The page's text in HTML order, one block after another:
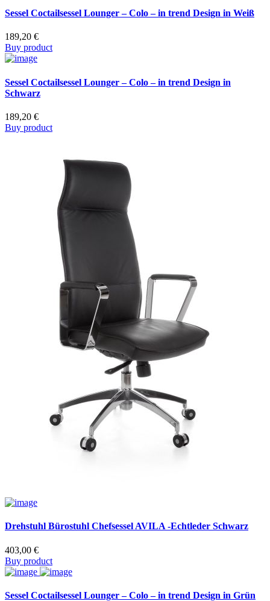
Sessel Coctailsessel Lounger – Colo – in trend Design in Weiß
189,20 €
Buy product
Sessel Coctailsessel Lounger – Colo – in trend Design in
Schwarz
189,20 €
Buy product
Drehstuhl Bürostuhl Chefsessel AVILA -Echtleder Schwarz
403,00 €
Buy product
Sessel Coctailsessel Lounger – Colo – in trend Design in Grün